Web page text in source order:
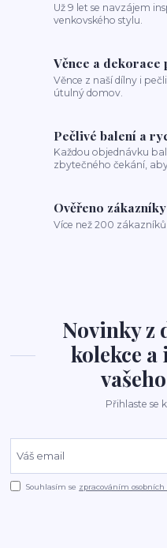
Už 9 let se navzájem
venkovského stylu.
Věnce a
Věnce z naší dílny i
útulný domov.
Pečlivé balení a
Každou objednávku
zbytečného čekání,
Ověřeno zákazníky
Více než 200
Novinky z
kolekce
Přihlaste se
Souhlasím se zpracováním